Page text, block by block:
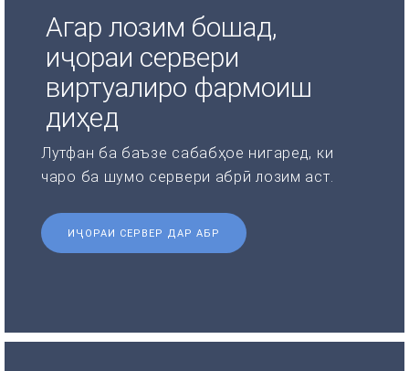
Агар лозим бошад,
иҷораи сервери
виртуалиро фармоиш
диҳед
Лутфан ба баъзе сабабҳое нигаред, ки
чаро ба шумо сервери абрӣ лозим аст.
ИҶОРАИ СЕРВЕР ДАР АБР